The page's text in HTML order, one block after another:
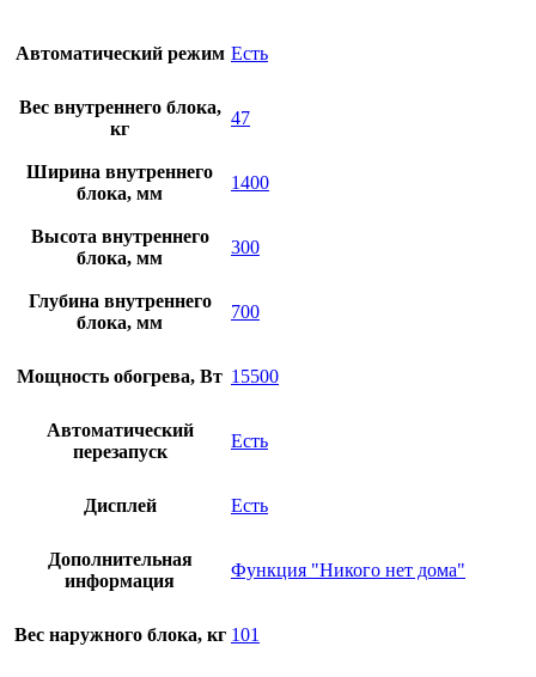
Автоматический режим Есть
Вес внутреннего блока,
кг
47
Ширина внутреннего
блока, мм
1400
Высота внутреннего
блока, мм
300
Глубина внутреннего
блока, мм
700
Мощность обогрева, Вт 15500
Автоматический
перезапуск
Есть
Дисплей Есть
Дополнительная
информация
Функция "Никого нет дома"
Вес наружного блока, кг 101